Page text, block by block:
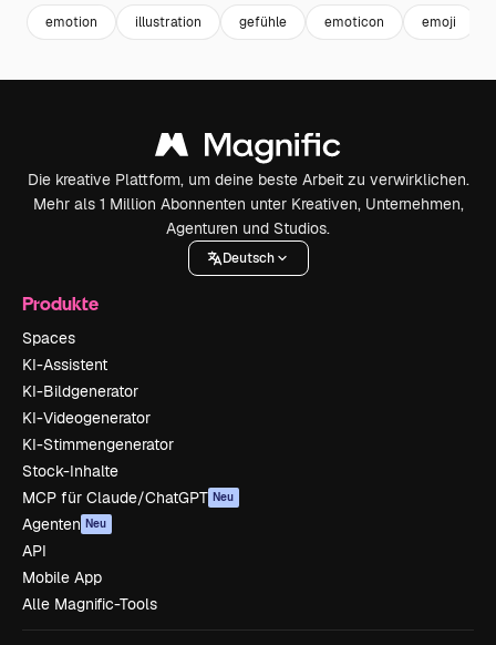
emotion illustration gefühle emoticon emoji
Die kreative Plattform, um deine beste Arbeit zu verwirklichen.
Mehr als 1 Million Abonnenten unter Kreativen, Unternehmen,
Agenturen und Studios.
Deutsch
Produkte
Spaces
KI-Assistent
KI-Bildgenerator
KI-Videogenerator
KI-Stimmengenerator
Stock-Inhalte
MCP für Claude/ChatGPT Neu
Agenten Neu
API
Mobile App
Alle Magnific-Tools